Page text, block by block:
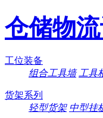
仓储物
工位装备
组合工具墙 工具
货架系列
轻型货架 中型挂